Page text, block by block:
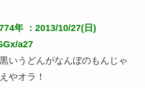
年
：2013/10/27(日)
a27
いうどんがなんぼのもんじゃ
やオラ！